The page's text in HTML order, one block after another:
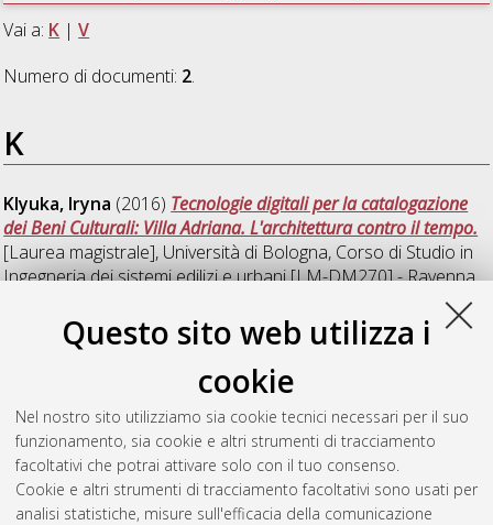
Questo sito web utilizza i
cookie
Nel nostro sito utilizziamo sia cookie tecnici necessari per il suo
funzionamento, sia cookie e altri strumenti di tracciamento
facoltativi che potrai attivare solo con il tuo consenso.
Cookie e altri strumenti di tracciamento facoltativi sono usati per
analisi statistiche, misure sull'efficacia della comunicazione
Vai a: K |V
Numero di documenti: 2.
K
Klyuka, Iryna (2016) Tecnologie digitali per la catalogazione
dei Beni Culturali: Villa Adriana. L'architettura contro il tempo.
[Laurea magistrale], Università di Bologna, Corso di Studio in
Ingegneria dei sistemi edilizi e urbani [LM-DM270] - Ravenna,
Vianello, Simone(2016) Il Vestibolo di Piazza d'Oro - Rilievi
per la modellazione 3D ed il texturing.[Laurea magistrale],
Università di Bologna, Corso di Studio inIngegneria dei
processi e dei sistemi edilizi [LM-DM270]